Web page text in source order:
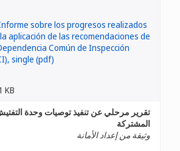
KB
تقرير مرحلي عن تنفيذ توصيات وحدة
المشتركة
وثيقة من إعداد الأمانة